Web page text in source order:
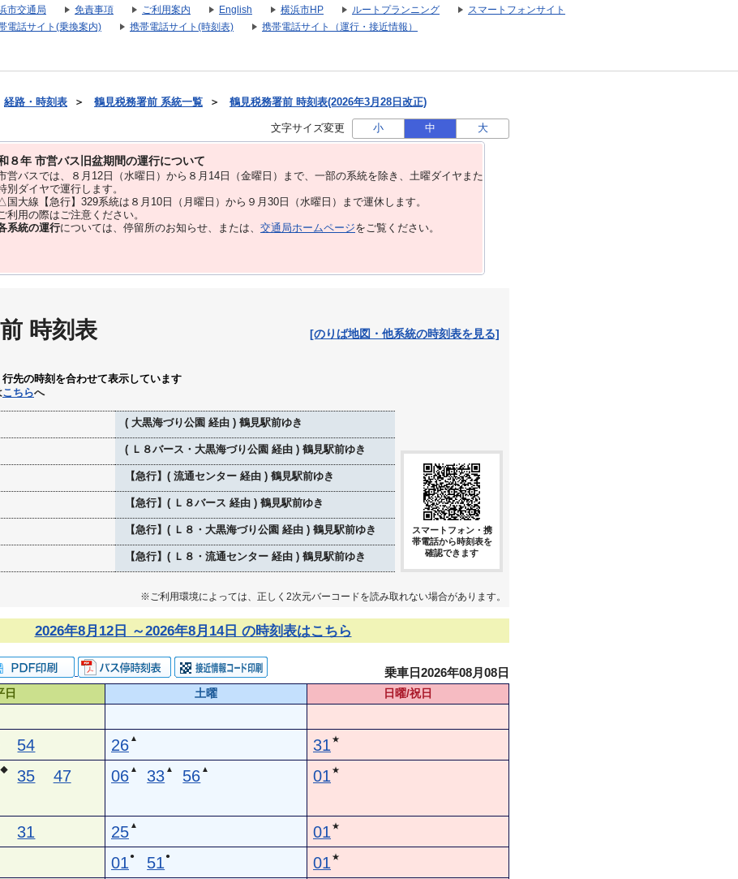
市交通局 免責事項 ご利用案内 English 横浜市HP ルートプランニング
スマートフォンサイト
電話サイト(乗換案内)
携帯電話サイト(時刻表) 携帯電話サイト（運行・接近情報）
経路・時刻表 ＞ 鶴見税務署前 系統一覧 ＞ 鶴見税務署前 時刻表(2026年3月28日改正)
文字サイズ変更 小 中 大
８年 市営バス旧盆期間の運行について
営バスでは、８⽉12⽇（水曜日）から８⽉14⽇（金曜日）まで、⼀部の系統を除き、⼟曜ダイヤまた
別ダイヤで運⾏します。
大線【急行】329系統は８月10日（月曜日）から９月30日（水曜日）まで運休します。
利用の際はご注意ください。
系統の運行については、停留所のお知らせ、または、 交通局ホームページをご覧ください。
時刻表 [のりば地図・他系統の時刻表を見る]
先の時刻を合わせて表示しています
こちらへ
( 大黒海づり公園 経由 ) 鶴見駅前ゆき
( Ｌ８バース・大黒海づり公園 経由 ) 鶴見駅前ゆき
【急行】( 流通センター 経由 ) 鶴見駅前ゆき
【急行】( Ｌ８バース 経由 ) 鶴見駅前ゆき
【急行】( Ｌ８・大黒海づり公園 経由 ) 鶴見駅前ゆき
【急行】( Ｌ８・流通センター 経由 ) 鶴見駅前ゆき
スマートフォン・携
帯電話から時刻表を
確認できます
※ご利用環境によっては、正しく2次元バーコードを読み取れない場合があります。
2026年8月12日 ～2026年8月14日 の時刻表はこちら
乗車日2026年08月08日
日 土曜
日曜/祝日
54 26 ▲ 31 ★
◆ 35
47
06 ▲ 33 ▲ 56 ▲ 01 ★
31 25 ▲ 01 ★
01 ● 51 ● 01 ★